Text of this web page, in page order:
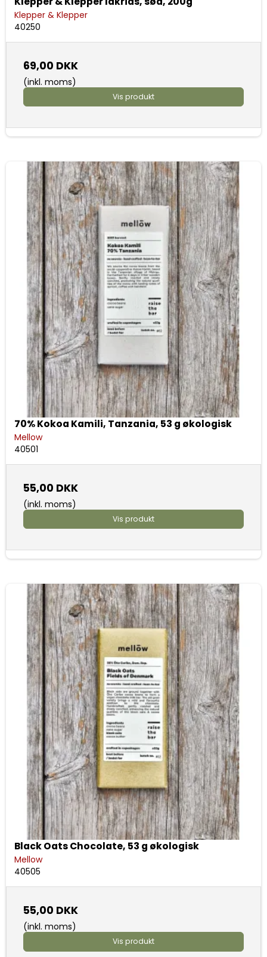
Klepper & Klepper
40250
69,00 DKK
(inkl. moms)
Vis produkt
70% Kokoa Kamili, Tanzania, 53 g økologisk
Mellow
40501
55,00 DKK
(inkl. moms)
Vis produkt
Black Oats Chocolate, 53 g økologisk
Mellow
40505
55,00 DKK
(inkl. moms)
Vis produkt